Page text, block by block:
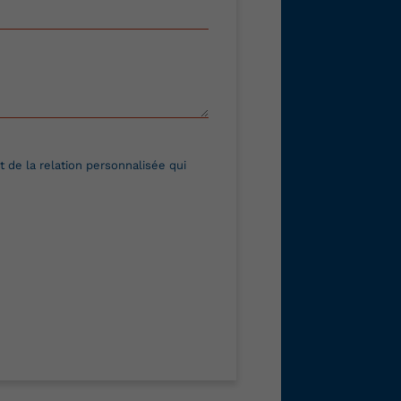
de la relation personnalisée qui